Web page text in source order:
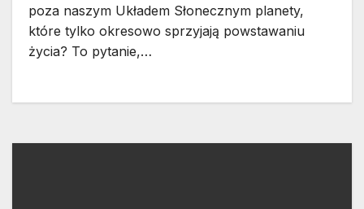
poza naszym Układem Słonecznym planety,
które tylko okresowo sprzyjają powstawaniu
życia? To pytanie,…